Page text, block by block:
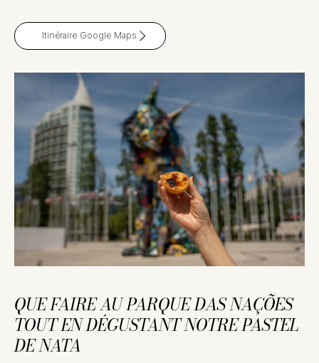
Itinéraire Google Maps
QUE FAIRE AU PARQUE DAS NAÇÕES
TOUT EN DÉGUSTANT NOTRE PASTEL
DE NATA